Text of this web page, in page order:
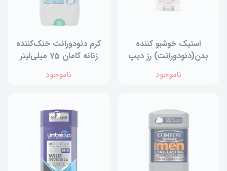
استیک خوشبو کننده
بدن(دئودورانت) رز دیپ
ناموجود
کرم دئودورانت خنک‌کننده
زنانه کامان 75 میلی‌لیتر
ناموجود